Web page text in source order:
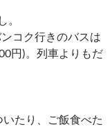
コク行きのバスは
円)。列車よりもだ
たり、ご飯食べた